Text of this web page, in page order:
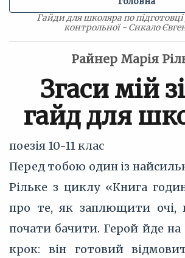
Гайди для школяра по
контрольної - Сикало
Райнер Марія
Згаси мій
гайд для
поезія 10-11 клас
Перед тобою один із
Рільке з циклу «Книга
про те, як заплющити очі,
почати бачити. Герой йде
крок: він готовий